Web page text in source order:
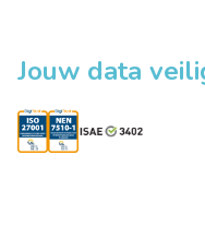
Jouw data